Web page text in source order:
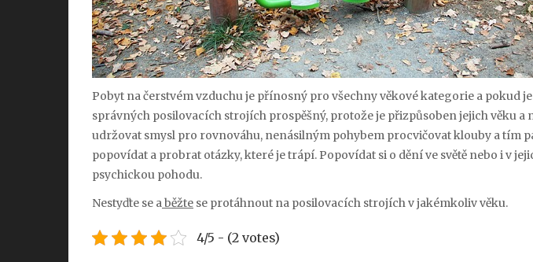
Pobyt na čerstvém vzduchu je přínosný pro všechny věkové kategorie a pokud
správných posilovacích strojích prospěšný, protože je přizpůsoben jejich věku
udržovat smysl pro rovnováhu, nenásilným pohybem procvičovat klouby a tím
popovídat a probrat otázky, které je trápí. Popovídat si o dění ve světě nebo i v
psychickou pohodu.
Nestyďte se aběžte se protáhnout na posilovacích strojích v jakémkoliv věku.
4/5 - (2 votes)